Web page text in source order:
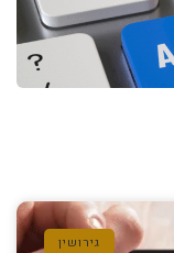
גירושין